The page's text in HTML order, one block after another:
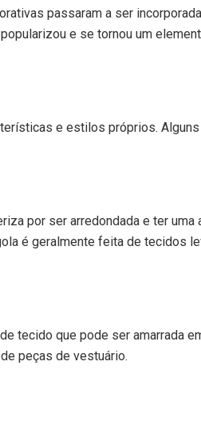
passaram a ser
e se tornou um
e estilos próprios.
por ser arredondada e ter
é geralmente feita de tecidos
tecido que pode ser amarrada
peças de vestuário.